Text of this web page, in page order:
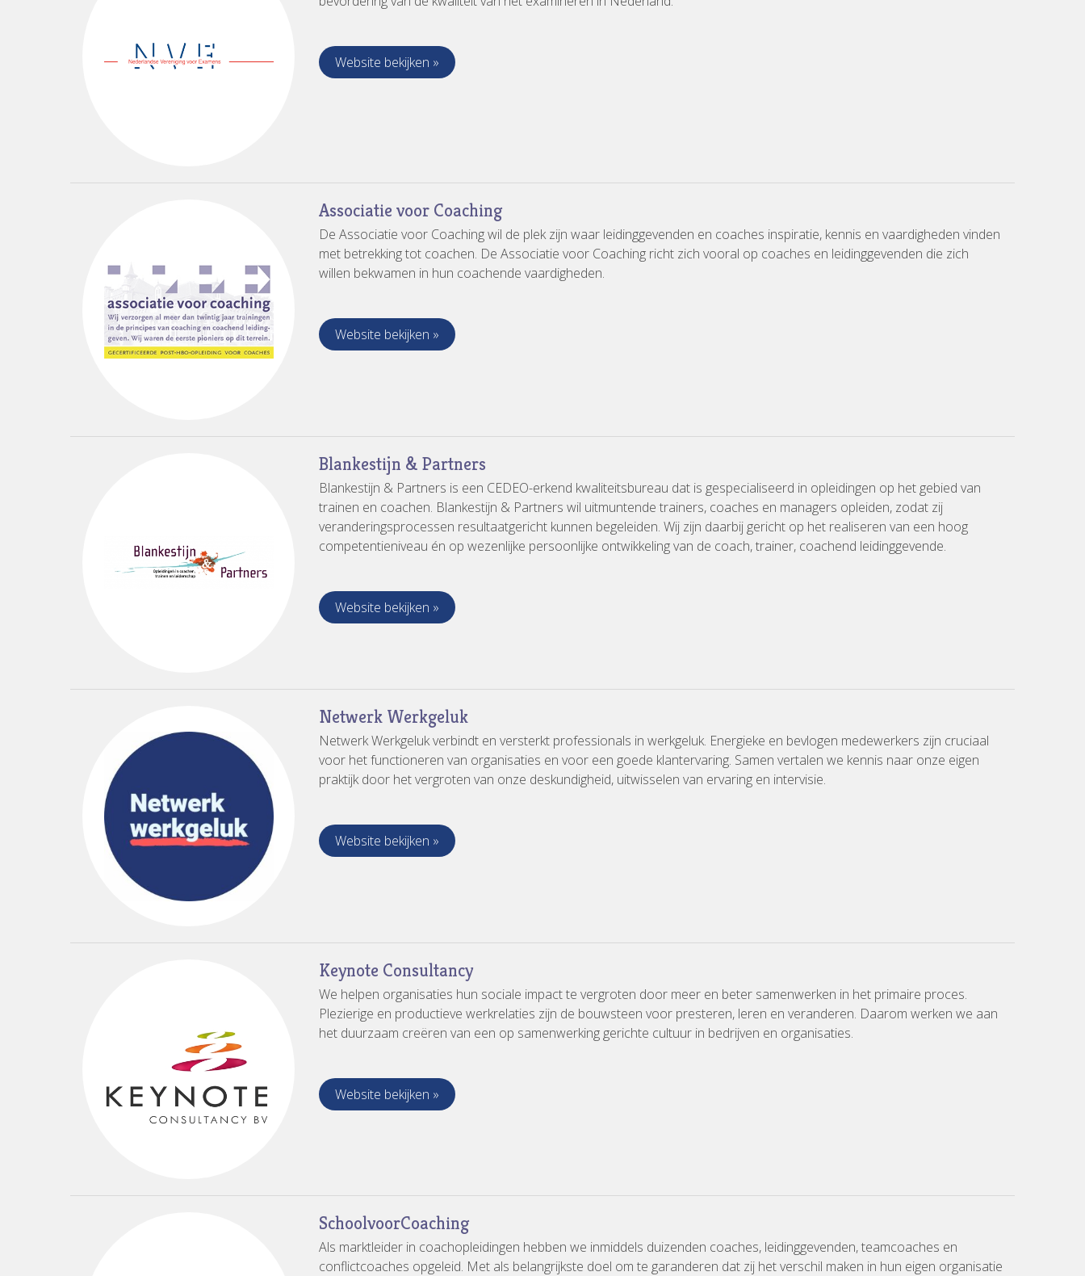
Website bekijken »
Associatie voor Coaching
De Associatie voor Coaching wil de plek zijn waar leidinggevenden en coaches inspiratie, kennis en vaardigheden vinden
met betrekking tot coachen. De Associatie voor Coaching richt zich vooral op coaches en leidinggevenden die zich
willen bekwamen in hun coachende vaardigheden.
Website bekijken »
Blankestijn & Partners
Blankestijn & Partners is een CEDEO-erkend kwaliteitsbureau dat is gespecialiseerd in opleidingen op het gebied van
trainen en coachen. Blankestijn & Partners wil uitmuntende trainers, coaches en managers opleiden, zodat zij
veranderingsprocessen resultaatgericht kunnen begeleiden. Wij zijn daarbij gericht op het realiseren van een hoog
competentieniveau én op wezenlijke persoonlijke ontwikkeling van de coach, trainer, coachend leidinggevende.
Website bekijken »
Netwerk Werkgeluk
Netwerk Werkgeluk verbindt en versterkt professionals in werkgeluk. Energieke en bevlogen medewerkers zijn cruciaal
voor het functioneren van organisaties en voor een goede klantervaring. Samen vertalen we kennis naar onze eigen
praktijk door het vergroten van onze deskundigheid, uitwisselen van ervaring en intervisie.
Website bekijken »
Keynote Consultancy
We helpen organisaties hun sociale impact te vergroten door meer en beter samenwerken in het primaire proces.
Plezierige en productieve werkrelaties zijn de bouwsteen voor presteren, leren en veranderen. Daarom werken we aan
het duurzaam creëren van een op samenwerking gerichte cultuur in bedrijven en organisaties.
Website bekijken »
SchoolvoorCoaching
Als marktleider in coachopleidingen hebben we inmiddels duizenden coaches, leidinggevenden, teamcoaches en
conflictcoaches opgeleid. Met als belangrijkste doel om te garanderen dat zij het verschil maken in hun eigen organisatie